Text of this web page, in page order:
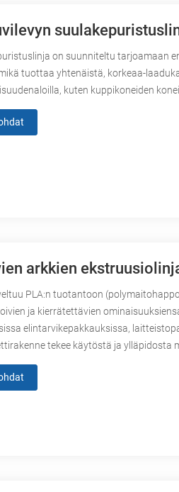
on suunniteltu tarjoamaan
tuottaa yhtenäistä, korkeaa-
kuten kuppikoneiden
arkkien
PLA:n tuotantoon
ja kierrätettävien
elintarvikepakkauksissa,
tekee käytöstä ja ylläpidosta